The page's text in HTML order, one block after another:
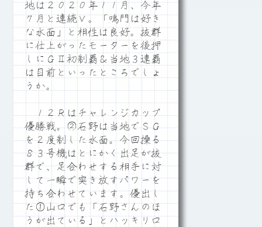
地は２０２０年１１月、今年
７月と連続Ｖ。「鳴門は好き
な水面」と相性は良好。抜群
に仕上がったモーターを後押
しにＧⅡ初制覇＆当地３連覇
は目前といったところでしょ
うか。
１２Ｒはチャレンジカップ
優勝戦。②石野は当地でＳＧ
を２度制した水面。今回操る
８３号機はとにかく出足が抜
群で、足合わせする相手に対
して一瞬で突き放すパワーを
持ち合わせています。優出し
た①山口でも「石野さんのほ
うが出ている」とハッキリ口